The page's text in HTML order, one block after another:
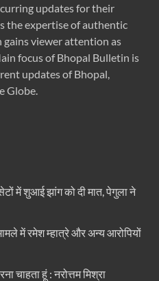
updates for their
the expertise of authentic
viewer attention as
focus of Bhopal Bulletin is
updates of Bhopal,
Globe.
में शुआई झांग को दी मात, पेगुला ने
में रमेश म्हात्रे और अन्य आरोपियों
चाहता हूं : नरोत्तम मिश्रा